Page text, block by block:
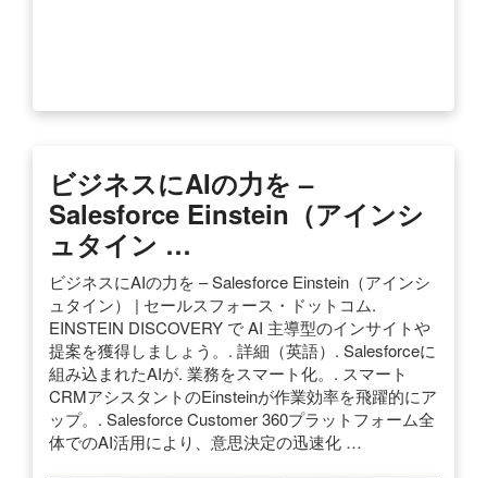
ビジネスにAIの力を –
Salesforce Einstein（アインシ
ュタイン …
ビジネスにAIの力を – Salesforce Einstein（アインシ
ュタイン） | セールスフォース・ドットコム.
EINSTEIN DISCOVERY で AI 主導型のインサイトや
提案を獲得しましょう。. 詳細（英語）. Salesforceに
組み込まれたAIが. 業務をスマート化。. スマート
CRMアシスタントのEinsteinが作業効率を飛躍的にア
ップ。. Salesforce Customer 360プラットフォーム全
体でのAI活用により、意思決定の迅速化 …